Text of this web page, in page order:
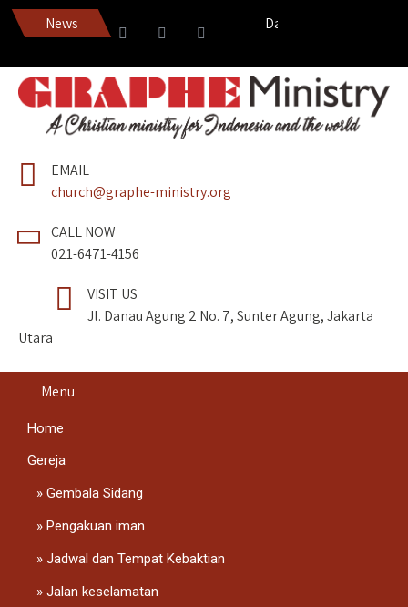
News Dapatkan Pedang Roh
EMAIL
church@graphe-ministry.org
CALL NOW
021-6471-4156
VISIT US
Jl. Danau Agung 2 No. 7, Sunter Agung, Jakarta
Utara
Menu
Home
Gereja
Gembala Sidang
Pengakuan iman
Jadwal dan Tempat Kebaktian
Jalan keselamatan